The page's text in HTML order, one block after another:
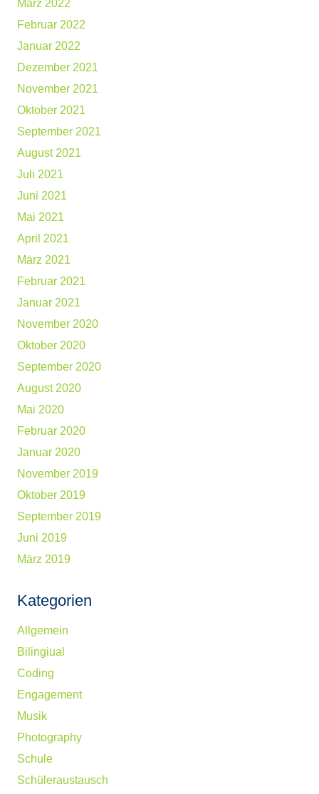
März 2022
Februar 2022
Januar 2022
Dezember 2021
November 2021
Oktober 2021
September 2021
August 2021
Juli 2021
Juni 2021
Mai 2021
April 2021
März 2021
Februar 2021
Januar 2021
November 2020
Oktober 2020
September 2020
August 2020
Mai 2020
Februar 2020
Januar 2020
November 2019
Oktober 2019
September 2019
Juni 2019
März 2019
Kategorien
Allgemein
Bilingiual
Coding
Engagement
Musik
Photography
Schule
Schüleraustausch